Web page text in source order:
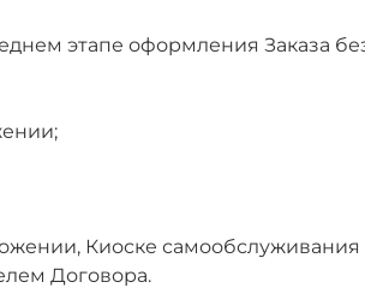
этапе оформления Заказа
Киоске самообслуживания
Договора.